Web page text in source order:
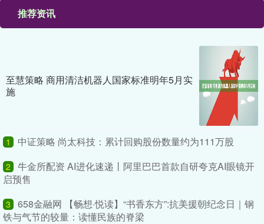
推荐资讯
至慧策略 商用清洁机器人国家标准明年5月实
施
1 中证策略 尚太科技：累计回购股份数量约为111万股
2
牛金所配资 AI进化速递丨阿里巴巴首款自研夸克AI眼镜开
启预售
3
658金融网 【畅想·悦读】“书香东方”:抗美援朝纪念日｜钢
铁与气节的较量：读懂民族的脊梁